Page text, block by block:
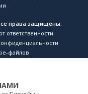
права защищены.
ответственности
файлов